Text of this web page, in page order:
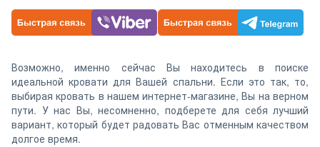
Возможно, именно сейчас Вы находитесь в поиске
идеальной кровати для Вашей спальни. Если это так, то,
выбирая кровать в нашем интернет-магазине, Вы на верном
пути. У нас Вы, несомненно, подберете для себя лучший
вариант, который будет радовать Вас отменным качеством
долгое время.